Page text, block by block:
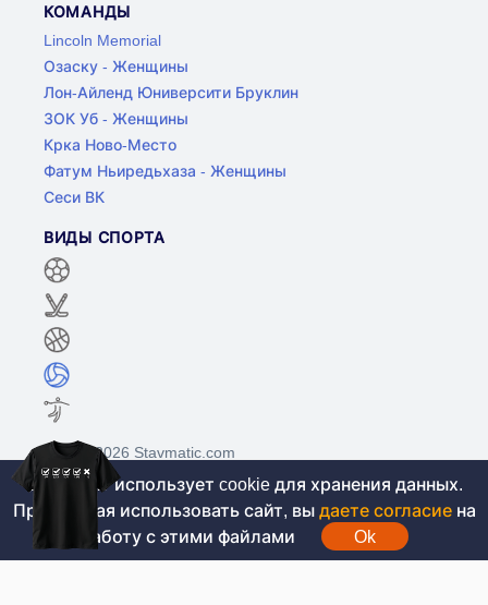
КОМАНДЫ
Lincoln Memorial
Озаску - Женщины
Лон-Айленд Юниверсити Бруклин
ЗОК Уб - Женщины
Крка Ново-Место
Фатум Ньиредьхаза - Женщины
Сеси ВК
ВИДЫ СПОРТА
©2017-2026 Stavmatic.com
Для лиц старше 18 лет. На сайте не
проводятся игры на денежные средства, вся
Этот сайт использует cookie для хранения данных.
Продолжая использовать сайт, вы даете согласие на
работу с этими файлами
Ok